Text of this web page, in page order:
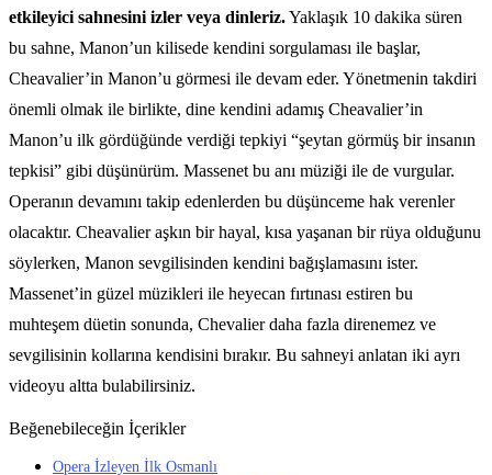
etkileyici sahnesini izler veya dinleriz.Yaklaşık 10 dakika süren
bu sahne, Manon’un kilisede kendini sorgulaması ile başlar,
Cheavalier’in Manon’u görmesi ile devam eder. Yönetmenin takdiri
önemli olmak ile birlikte, dine kendini adamış Cheavalier’in
Manon’u ilk gördüğünde verdiği tepkiyi “şeytan görmüş bir insanın
tepkisi” gibi düşünürüm. Massenet bu anı müziği ile de vurgular.
Operanın devamını takip edenlerden bu düşünceme hak verenler
olacaktır. Cheavalier aşkın bir hayal, kısa yaşanan bir rüya olduğunu
söylerken, Manon sevgilisinden kendini bağışlamasını ister.
Massenet’in güzel müzikleri ile heyecan fırtınası estiren bu
muhteşem düetin sonunda, Chevalier daha fazla direnemez ve
sevgilisinin kollarına kendisini bırakır. Bu sahneyi anlatan iki ayrı
videoyu altta bulabilirsiniz.
Beğenebileceğin İçerikler
Opera İzleyen İlk Osmanlı